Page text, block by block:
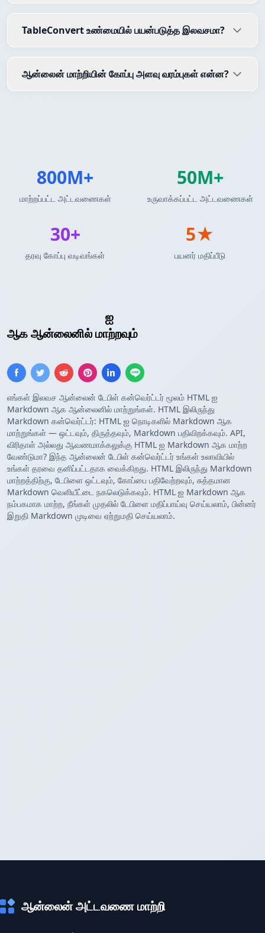
ஐ
ஆக ஆன்லைனில் மாற்றவும்
எங்கள் இலவச ஆன்லைன் டேபிள் கன்வெர்ட்டர் மூலம் HTML ஐ
Markdown ஆக ஆன்லைனில் மாற்றுங்கள். HTML இலிருந்து
Markdown கன்வெர்ட்டர்: HTML ஐ நொடிகளில் Markdown ஆக
மாற்றுங்கள் — ஒட்டவும், திருத்தவும், Markdown பதிவிறக்கவும். API,
விரிதாள் அல்லது ஆவணமாக்கலுக்கு HTML ஐ Markdown ஆக மாற்ற
வேண்டுமா? இந்த ஆன்லைன் டேபிள் கன்வெர்ட்டர் உங்கள் உலாவியில்
உங்கள் தரவை தனிப்பட்டதாக வைக்கிறது. HTML இலிருந்து Markdown
மாற்றத்திற்கு, டேபிளை ஒட்டவும், கோப்பை பதிவேற்றவும், சுத்தமான
Markdown வெளியீட்டை நகலெடுக்கவும். HTML ஐ Markdown ஆக
நம்பகமாக மாற்ற, நீங்கள் முதலில் டேபிளை மதிப்பாய்வு செய்யலாம், பின்னர்
இறுதி Markdown முடிவை ஏற்றுமதி செய்யலாம்.
TableConvert உண்மையில் பயன்படுத்த இலவசமா?
ஆன்லைன் மாற்றியின் கோப்பு அளவு வரம்புகள் என்ன?
800M+
மாற்றப்பட்ட அட்டவணைகள்
50M+
உருவாக்கப்பட்ட அட்டவணைகள்
30+
தரவு கோப்பு வடிவங்கள்
5★
பயனர் மதிப்பீடு
ஆன்லைன் அட்டவணை மாற்றி